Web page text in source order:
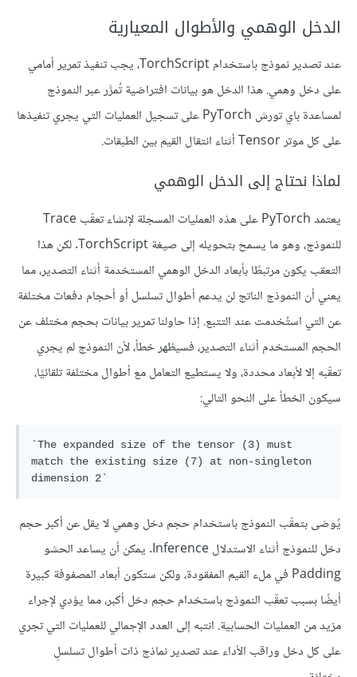
الدخل الوهمي والأطوال المعيارية
عند تصدير نموذج باستخدام TorchScript، يجب تنفيذ تمرير أمامي
على دخل وهمي. هذا الدخل هو بيانات افتراضية تُمرَّر عبر النموذج
لمساعدة باي تورش PyTorch على تسجيل العمليات التي يجري تنفيذها
على كل موتر Tensor أثناء انتقال القيم بين الطبقات.
لماذا نحتاج إلى الدخل الوهمي
يعتمد PyTorch على هذه العمليات المسجلة لإنشاء تعقّب Trace
للنموذج، وهو ما يسمح بتحويله إلى صيغة TorchScript. لكن هذا
التعقب يكون مرتبطًا بأبعاد الدخل الوهمي المستخدمة أثناء التصدير، مما
يعني أن النموذج الناتج لن يدعم أطوال تسلسل أو أحجام دفعات مختلفة
عن التي استُخدمت عند التتبع. إذا حاولنا تمرير بيانات بحجم مختلف عن
الحجم المستخدم أثناء التصدير، فسيظهر خطأ، لأن النموذج لم يجري
تعقّبه إلا لأبعاد محددة، ولا يستطيع التعامل مع أطوال مختلفة تلقائيًا،
سيكون الخطأ على النحو التالي:
`The expanded size of the tensor (3) must
match the existing size (7) at non-singleton
يُوصَى بتعقّب النموذج باستخدام حجم دخل وهمي لا يقل عن أكبر حجم
دخل للنموذج أثناء الاستدلال Inference. يمكن أن يساعد الحشو
Padding في ملء القيم المفقودة، ولكن ستكون أبعاد المصفوفة كبيرة
أيضًا بسبب تعقّب النموذج باستخدام حجم دخل أكبر، مما يؤدي لإجراء
مزيد من العمليات الحسابية. انتبه إلى العدد الإجمالي للعمليات التي تجري
على كل دخل وراقب الأداء عند تصدير نماذج ذات أطوال تسلسلٍ